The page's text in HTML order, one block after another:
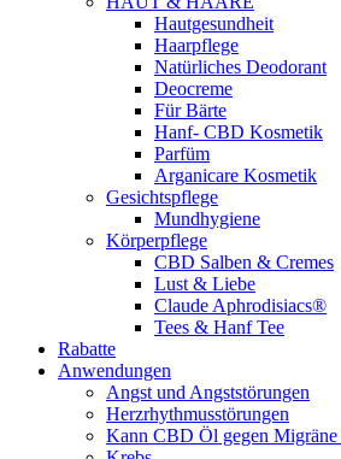
Hautgesundheit
Haarpflege
Natürliches Deodorant
Deocreme
Für Bärte
Hanf- CBD Kosmetik
Parfüm
Arganicare Kosmetik
Gesichtspflege
Mundhygiene
Körperpflege
CBD Salben & Cremes
Lust & Liebe
Claude Aphrodisiacs®
Tees & Hanf Tee
Rabatte
Anwendungen
Angst und Angststörungen
Herzrhythmusstörungen
Kann CBD Öl gegen